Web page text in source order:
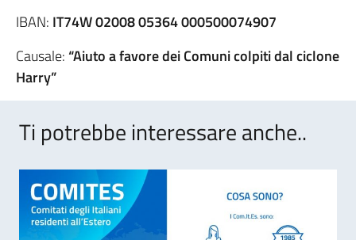
IBAN: IT74W 02008 05364 000500074907
Causale: “Aiuto a favore dei Comuni colpiti dal ciclone
Harry”
Ti potrebbe interessare anche..